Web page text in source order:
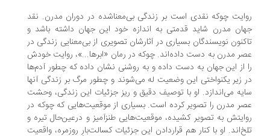
چوکه نقدی است بر زندگی بی‌معنا‌شده در دوران مدرن. نقد
مدرن شاید قدمتی به اندازه خود این جهان داشته باشد و
نویسندگان بسیاری در آثارشان تصویری از بی‌معنایی زندگی در
مدرن به دست داده‌اند. چوکه در رمان «ابرها...»، روایت خودش
از این جهان به دست داده و به روشنی نشان داده که چطور آدم‌ها
زیر یکنواختی این وضعیت له می‌شوند و چطور مرگ بر زندگی آنها
می‌اندازد. او با توصیف دقیق و ریز جزئیات این زندگی، وحشت
مدرن را تصویر کرده است. بسیاری از موقعیت‌هایی که چوکه در
به تصویر کشیده، موقعیت‌هایی طنزآمیز و درعین‌حال تیره و
او با کنار هم قرار‌دادن این جزئیات کسالت‌بارِ روزمره، واقعیت